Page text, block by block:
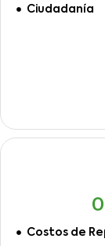
Ciudadanía
Costos de